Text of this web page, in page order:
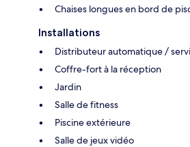
Chaises longues en bord de
Installations
Distributeur automatique /
Coffre-fort à la réception
Jardin
Salle de fitness
Piscine extérieure
Salle de jeux vidéo